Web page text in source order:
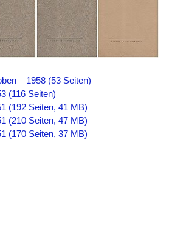
– 1958 (53 Seiten)
(116 Seiten)
(192 Seiten, 41 MB)
(210 Seiten, 47 MB)
(170 Seiten, 37 MB)